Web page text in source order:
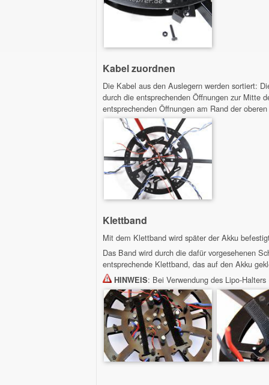
Kabel zuordnen
Die Kabel aus den Auslegern werden sortiert:
durch die entsprechenden Öffnungen zur Mitte
entsprechenden Öffnungen am Rand der oberen
Klettband
Mit dem Klettband wird später der Akku
Das Band wird durch die dafür vorgesehenen
entsprechende Klettband, das auf den Akku
HINWEIS: Bei Verwendung des Lipo-Halters